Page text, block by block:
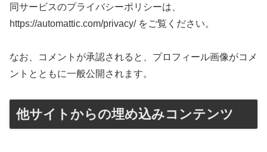
同サービスのプライバシーポリシーは、
https://automattic.com/privacy/ をご覧ください。
なお、コメントが承認されると、プロフィール画像がコメ
ントとともに一般公開されます。
他サイトからの埋め込みコンテンツ